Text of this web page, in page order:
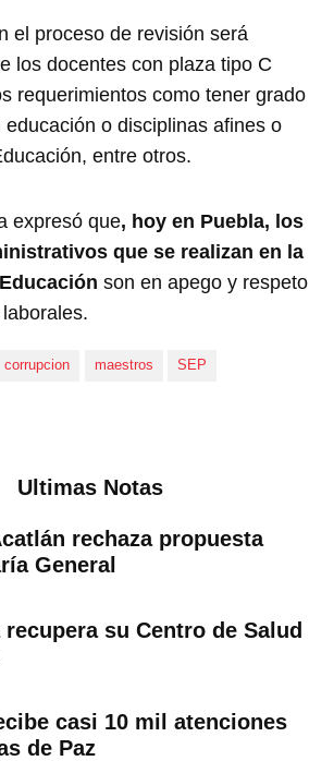
el proceso de revisión será
los docentes con plaza tipo C
requerimientos como tener grado
o disciplinas afines o
entre otros.
expresó que, hoy en Puebla, los
que se realizan en la
son en apego y respeto
corrupcion maestros SEP
Ultimas Notas
rechaza propuesta
General
su Centro de Salud
casi 10 mil atenciones
de Paz